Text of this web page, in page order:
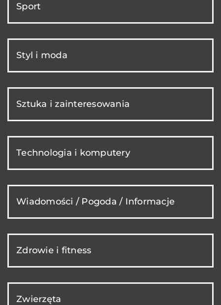
Sport
Styl i moda
Sztuka i zainteresowania
Technologia i komputery
Wiadomości / Pogoda / Informacje
Zdrowie i fitness
Zwierzęta